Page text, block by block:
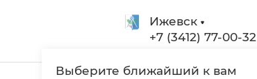
Ижевск
Выберите ближайший к вам
+7 (3412) 77-00-32